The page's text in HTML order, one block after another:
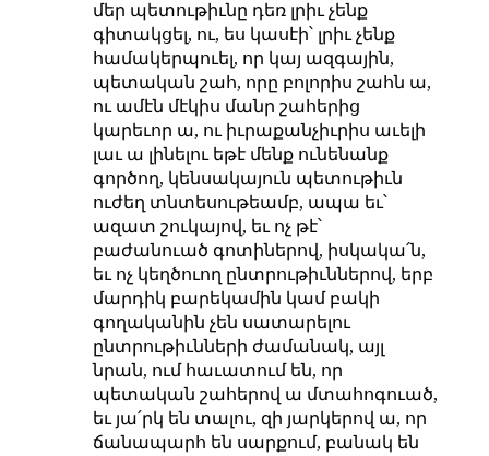
մեր պետութիւնը դեռ լրիւ չենք
գիտակցել, ու, ես կասէի՝ լրիւ չենք
համակերպուել, որ կայ ազգային,
պետական շահ, որը բոլորիս շահն ա,
ու ամէն մէկիս մանր շահերից
կարեւոր ա, ու իւրաքանչիւրիս աւելի
լաւ ա լինելու եթէ մենք ունենանք
գործող, կենսակայուն պետութիւն
ուժեղ տնտեսութեամբ, ապա եւ՝
ազատ շուկայով, եւ ոչ թէ՝
բաժանուած գոտիներով, իսկակա՛ն,
եւ ոչ կեղծուող ընտրութիւններով, երբ
մարդիկ բարեկամին կամ բակի
գողականին չեն սատարելու
ընտրութիւնների ժամանակ, այլ
նրան, ում հաւատում են, որ
պետական շահերով ա մտահոգուած,
եւ յա՛րկ են տալու, զի յարկերով ա, որ
ճանապարհ են սարքում, բանակ են